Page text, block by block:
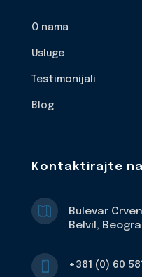
O nama
Usluge
Testimonijali
Blog
Kontaktirajte

Bulevar
Belvil,
 +381 (0) 60